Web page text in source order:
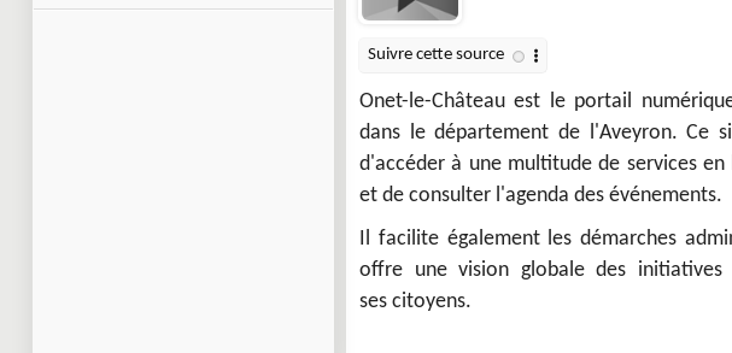
Onet-le-Château est le portail
dans le département de l'Aveyron. Ce
d'accéder à une multitude de services
et de consulter l'agenda des événements.
Il facilite également les démarches
offre une vision globale des
ses citoyens.